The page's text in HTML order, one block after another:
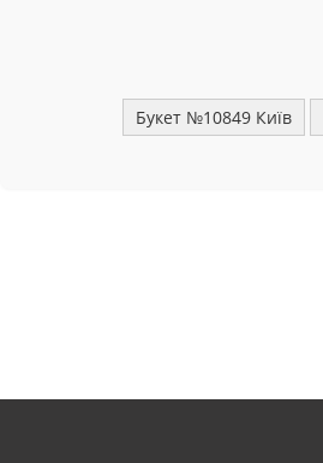
Букет №10849 Київ